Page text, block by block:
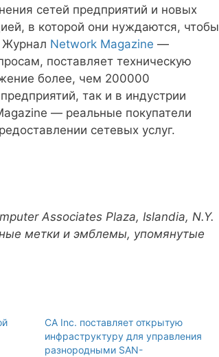
сетей предприятий и новых
в которой они нуждаются, чтобы
Журнал Network Magazine —
поставляет техническую
более, чем 200000
так и в индустрии
— реальные покупатели
сетевых услуг.
Associates Plaza, Islandia, N.Y.
метки и эмблемы, упомянутые
CA Inc. поставляет открытую
инфраструктуру для управления
разнородными SAN-